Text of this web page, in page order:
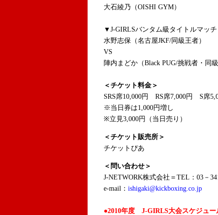
大石綾乃（OISHI GYM）
▼ J-GIRLSバンタム級タイトルマッ
水野志保（名古屋JKF/同級王者）
VS
陣内まどか（Black PUG/挑戦者・同
＜チケット料金＞
SRS席10,000円 RS席7,000円 S席
※当日券は1,000円増し
※立見3,000円（当日売り）
＜チケット販売所＞
チケットぴあ
＜問い合わせ＞
J-NETWORK株式会社＝TEL：03－
e-mail： ishigaki@kickboxing.co.jp
●2010年度 J-GIRLS大会スケジュー